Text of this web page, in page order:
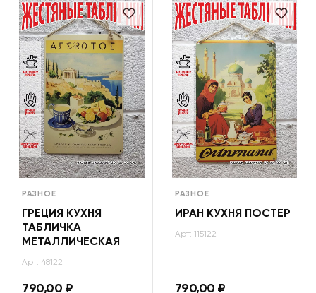
РАЗНОЕ
ГРЕЦИЯ КУХНЯ
ТАБЛИЧКА
МЕТАЛЛИЧЕСКАЯ
Арт: 48122
790,00 ₽
РАЗНОЕ
ИРАН КУХНЯ ПОСТЕР
Арт: 115122
790,00 ₽